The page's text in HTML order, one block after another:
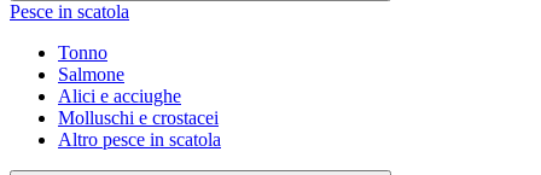
Pesce in scatola
Tonno
Salmone
Alici e acciughe
Molluschi e crostacei
Altro pesce in scatola